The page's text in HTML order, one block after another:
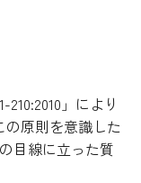
」により
原則を意識した
目線に立った質